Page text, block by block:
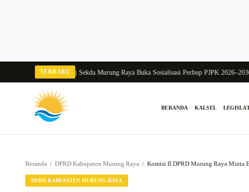
TERBARU
Balang 2026Pj Sekda Murung Raya Buka Sosialisasi Perbup PJPK 2026–2030
BERANDA KALSEL
Beranda / DPRD Kabupaten Murung Raya / Komisi II DPRD Murung Raya Minta
DPRD KABUPATEN MURUNG RAYA